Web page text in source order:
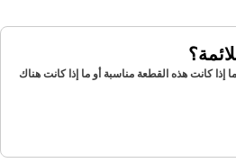
كانت هذه القطعة مناسبة أو ما إذا كانت هناك